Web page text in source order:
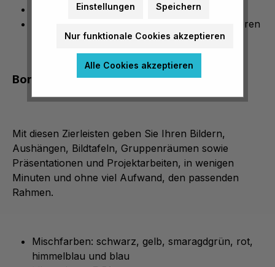
Länge: je ca. 7,50 m
geeignet für Verzierungen und zum Präsentieren
Bordüren in verschiedenen Farben
Mit diesen Zierleisten geben Sie Ihren Bildern,
Aushängen, Bildtafeln, Gruppenräumen sowie
Präsentationen und Projektarbeiten, in wenigen
Minuten und ohne viel Aufwand, den passenden
Rahmen.
Mischfarben: schwarz, gelb, smaragdgrün, rot,
himmelblau und blau
Einstellungen Speichern
Nur funktionale Cookies akzeptieren
Alle Cookies akzeptieren